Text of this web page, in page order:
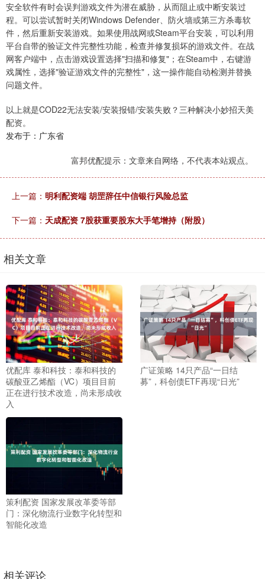
安全软件有时会误判游戏文件为潜在威胁，从而阻止或中断安装过
程。可以尝试暂时关闭Windows Defender、防火墙或第三方杀毒软
件，然后重新安装游戏。如果使用战网或Steam平台安装，可以利用
平台自带的验证文件完整性功能，检查并修复损坏的游戏文件。在战
网客户端中，点击游戏设置选择"扫描和修复"；在Steam中，右键游
戏属性，选择"验证游戏文件的完整性"，这一操作能自动检测并替换
问题文件。
以上就是COD22无法安装/安装报错/安装失败？三种解决小妙招天美
配资。
发布于：广东省
富邦优配提示：文章来自网络，不代表本站观点。
上一篇： 明利配资端 胡罡辞任中信银行风险总监
下一篇： 天成配资 7股获重要股东大手笔增持（附股）
相关文章
优配库 泰和科技：泰和科技的
碳酸亚乙烯酯（VC）项目目前
正在进行技术改造，尚未形成收
入
广证策略 14只产品“一日结
募”，科创债ETF再现“日光”
策利配资 国家发展改革委等部
门：深化物流行业数字化转型和
智能化改造
相关评论